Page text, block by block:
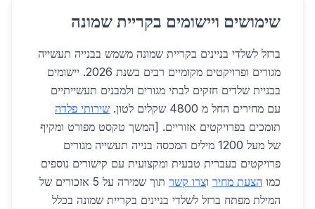
שימושים ויישומים בקריית שמונה
ברזל לשלדי בניינים בקריית שמונה משמש בבנייה תעשייה
מגורים ופרויקטים מקומיים רבים בשנת 2026. יישומים
בבניית שלדים חזקים לבתי מגורים ולמבנים תעשייתיים
עם מחירים החל מ 4800 שקלים לטון.
שירותי פלדה
תומכים בפרויקטים אזוריים. [המשך טקסט מפורט ומקיף
של מעל 1200 מילים המכסה בנייה תעשייה מגורים
פרויקטים בעברית טבעית ומקצועית עם קישורים נוספים
כמו הצעת מחיר וצרו קשר
תוך שמירה על 5 אזכורים של
המילת מפתח ברזל לשלדי בניינים בקריית שמונה בכלל